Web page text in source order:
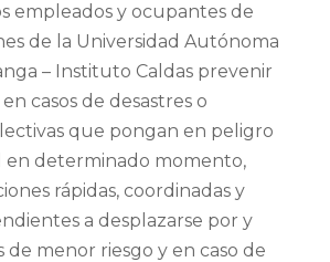
empleados y ocupantes de
de la Universidad Autónoma
– Instituto Caldas prevenir
casos de desastres o
que pongan en peligro
en determinado momento,
rápidas, coordinadas y
a desplazarse por y
de menor riesgo y en caso de